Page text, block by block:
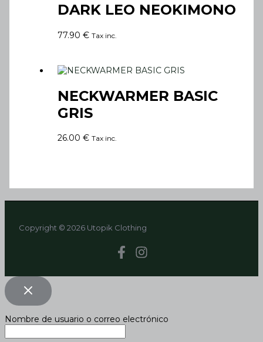
DARK LEO NEOKIMONO
77.90 € Tax inc.
NECKWARMER BASIC
GRIS
26.00 € Tax inc.
Copyright © 2026 Utopik Clothing
Nombre de usuario o correo electrónico